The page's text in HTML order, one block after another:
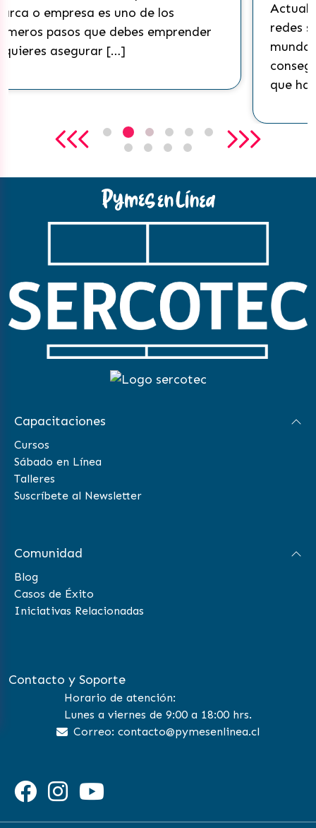
Actualmente, Tik Tok es una de las
redes sociales más populares del
mundo. Esta plataforma ha
Capacitaciones
Cursos
Sábado en Línea
Talleres
Suscríbete al Newsletter
Comunidad
Blog
Casos de Éxito
Iniciativas Relacionadas
Contacto y Soporte
Horario de atención:
Lunes a viernes de 9:00 a 18:00 hrs.
Correo: contacto@pymesenlinea.cl